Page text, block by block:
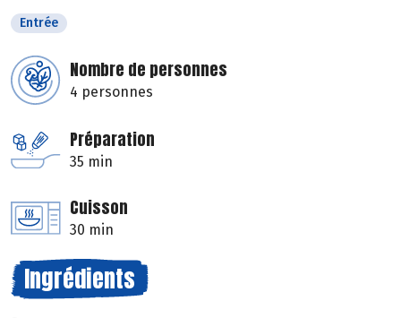
Entrée
Nombre de personnes
4 personnes
Préparation
35 min
Cuisson
30 min
Ingrédients